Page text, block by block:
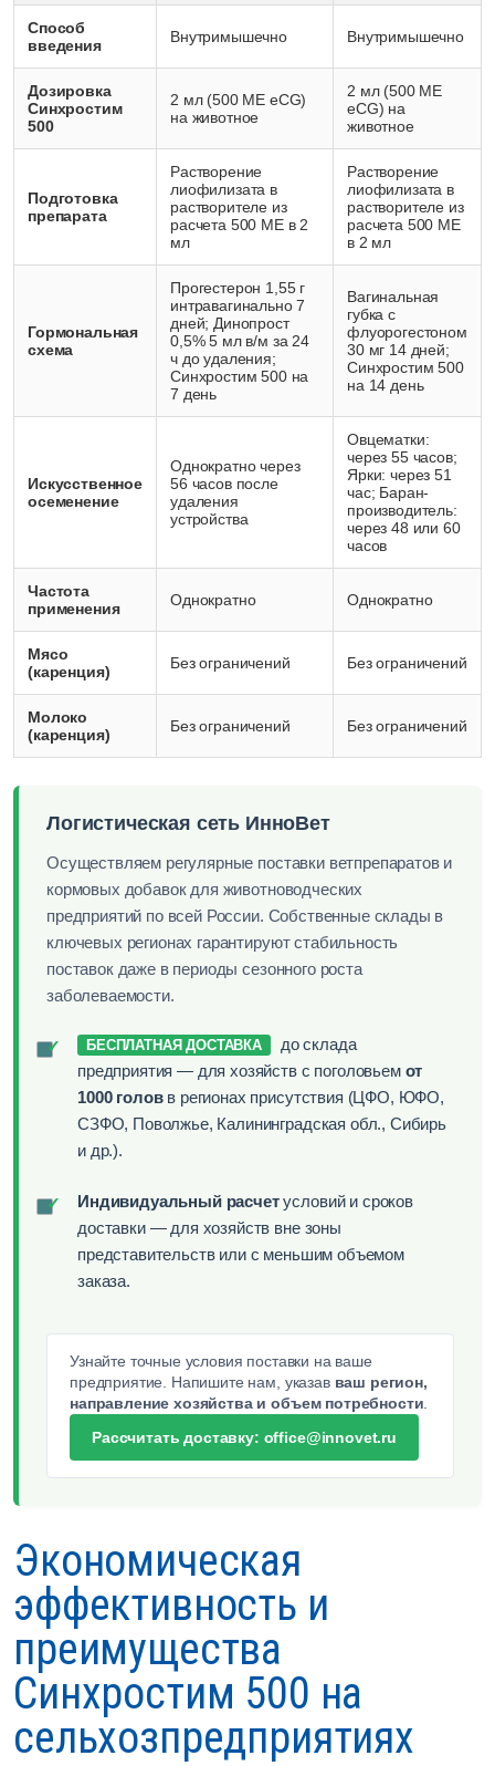
Способ
введения
Внутримышечно Внутримышечно
Дозировка
Синхростим
500
2 мл (500 МЕ eCG)
на животное
2 мл (500 МЕ
eCG) на
животное
Подготовка
препарата
Растворение
лиофилизата в
растворителе из
расчета 500 МЕ в 2
мл
Растворение
лиофилизата в
растворителе из
расчета 500 МЕ
в 2 мл
Гормональная
схема
Прогестерон 1,55 г
интравагинально 7
дней; Динопрост
0,5% 5 мл в/м за 24
ч до удаления;
Синхростим 500 на
7 день
Вагинальная
губка с
флуорогестоном
30 мг 14 дней;
Синхростим 500
на 14 день
Искусственное
осеменение
Однократно через
56 часов после
удаления
устройства
Овцематки:
через 55 часов;
Ярки: через 51
час; Баран-
производитель:
через 48 или 60
часов
Частота
применения
Однократно Однократно
Мясо
(каренция)
Без ограничений Без ограничений
Молоко
(каренция)
Без ограничений Без ограничений
Логистическая сеть ИнноВет
Осуществляем регулярные поставки ветпрепаратов и
кормовых добавок для животноводческих
предприятий по всей России. Собственные склады в
ключевых регионах гарантируют стабильность
поставок даже в периоды сезонного роста
заболеваемости.
✓ БЕСПЛАТНАЯ ДОСТАВКА
до склада
предприятия — для хозяйств с поголовьем от
1000 головв регионах присутствия (ЦФО, ЮФО,
СЗФО, Поволжье, Калининградская обл., Сибирь
и др.).
✓ Индивидуальный расчетусловий и сроков
доставки — для хозяйств вне зоны
представительств или с меньшим объемом
заказа.
Узнайте точные условия поставки на ваше
предприятие. Напишите нам, указав ваш регион,
направление хозяйства и объем потребности.
Рассчитать доставку: office@innovet.ru
Экономическая
эффективность и
преимущества
Синхростим 500 на
сельхозпредприятиях